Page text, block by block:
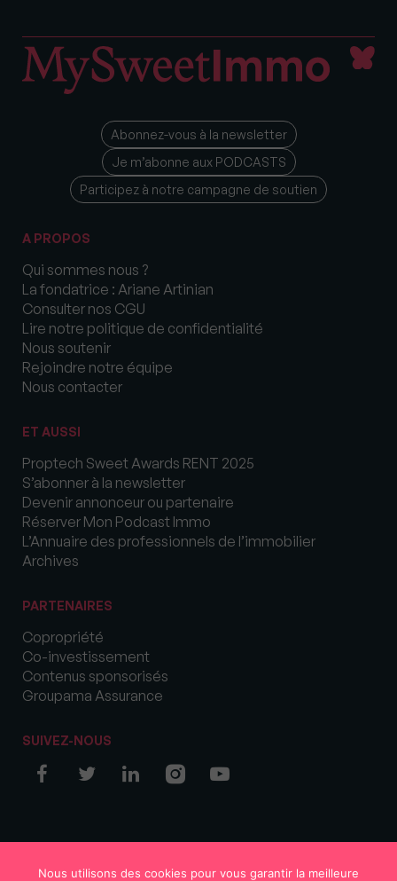
Abonnez-vous à la newsletter
Je m’abonne aux PODCASTS
Participez à notre campagne de soutien
A PROPOS
Qui sommes nous ?
La fondatrice : Ariane Artinian
Consulter nos CGU
Lire notre politique de confidentialité
Nous soutenir
Rejoindre notre équipe
Nous contacter
ET AUSSI
Proptech Sweet Awards RENT 2025
S’abonner à la newsletter
Devenir annonceur ou partenaire
Réserver Mon Podcast Immo
L’Annuaire des professionnels de l’immobilier
Archives
PARTENAIRES
Copropriété
Co-investissement
Contenus sponsorisés
Groupama Assurance
SUIVEZ-NOUS
Nous utilisons des cookies pour vous garantir la meilleure